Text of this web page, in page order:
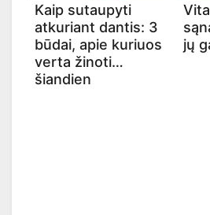
Kaip sutaupyti
atkuriant dantis: 3
būdai, apie kuriuos
verta žinoti
šiandien
jų